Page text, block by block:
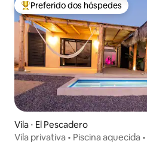
Entre os melhores preferidos
Preferido dos hóspedes
Vila ⋅ El Pescadero
Vila privativa • Piscina aquecida